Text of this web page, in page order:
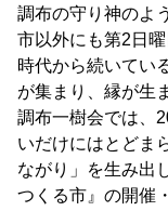
調布の守り神のよ
市以外にも第2日
時代から続いてい
が集まり、縁が生
調布一樹会では、
いだけにはとどま
ながり」を生み出
つくる市』の開催